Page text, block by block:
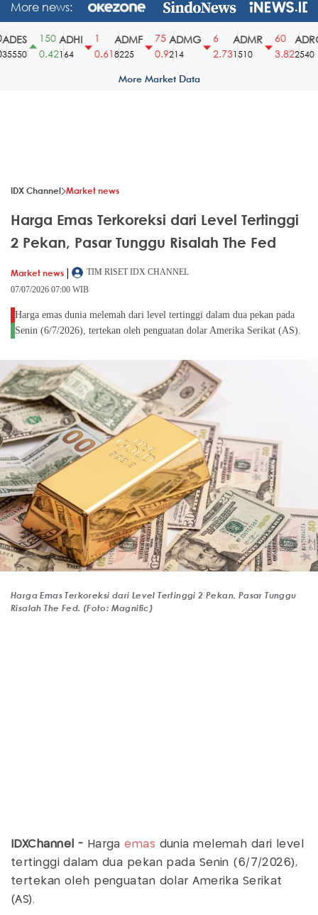
More news:
150
0.42
ADHI
164
0.61
ADMF
8225
75
0.9
ADMG
214
2.73
ADMR
1510
60
3.82
ADRO
2540
More Market Data
IDX Channel Market news
Harga Emas Terkoreksi dari Level Tertinggi
2 Pekan, Pasar Tunggu Risalah The Fed
Market news |
TIM RISET IDX CHANNEL
07/07/2026 07:00 WIB
Harga emas dunia melemah dari level tertinggi dalam dua pekan pada
Senin (6/7/2026), tertekan oleh penguatan dolar Amerika Serikat (AS).
Harga Emas Terkoreksi dari Level Tertinggi 2 Pekan, Pasar Tunggu
Risalah The Fed. (Foto: Magnific)
IDXChannel - Hargaemas dunia melemah dari level
tertinggi dalam dua pekan pada Senin (6/7/2026),
tertekan oleh penguatan dolar Amerika Serikat
(AS).